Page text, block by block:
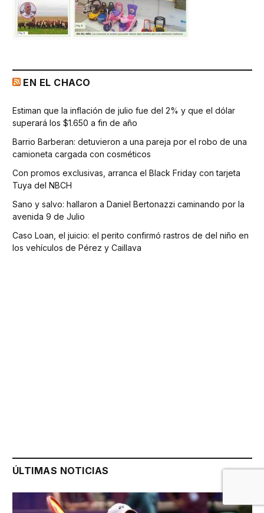
EN EL CHACO
Estiman que la inflación de julio fue del 2% y que el dólar
superará los $1.650 a fin de año
Barrio Barberan: detuvieron a una pareja por el robo de una
camioneta cargada con cosméticos
Con promos exclusivas, arranca el Black Friday con tarjeta
Tuya del NBCH
Sano y salvo: hallaron a Daniel Bertonazzi caminando por la
avenida 9 de Julio
Caso Loan, el juicio: el perito confirmó rastros de del niño en
los vehículos de Pérez y Caillava
ÚLTIMAS NOTICIAS